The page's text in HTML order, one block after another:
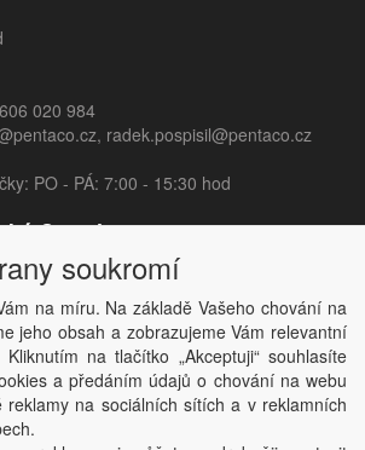
soukromí
na míru. Na základě Vašeho chování na
jeho obsah a zobrazujeme Vám relevantní
na tlačítko „Akceptuji“ souhlasíte
a předáním údajů o chování na webu
na sociálních sítích a v reklamních
606 020 984
, radek.pospisil@pentaco.cz
PO - PÁ: 7:00 - 15:30 hod
Ostroh
606 020 377
,habarta@pentaco.cz
PO - PÁ: 7:00 - 15:30 hod